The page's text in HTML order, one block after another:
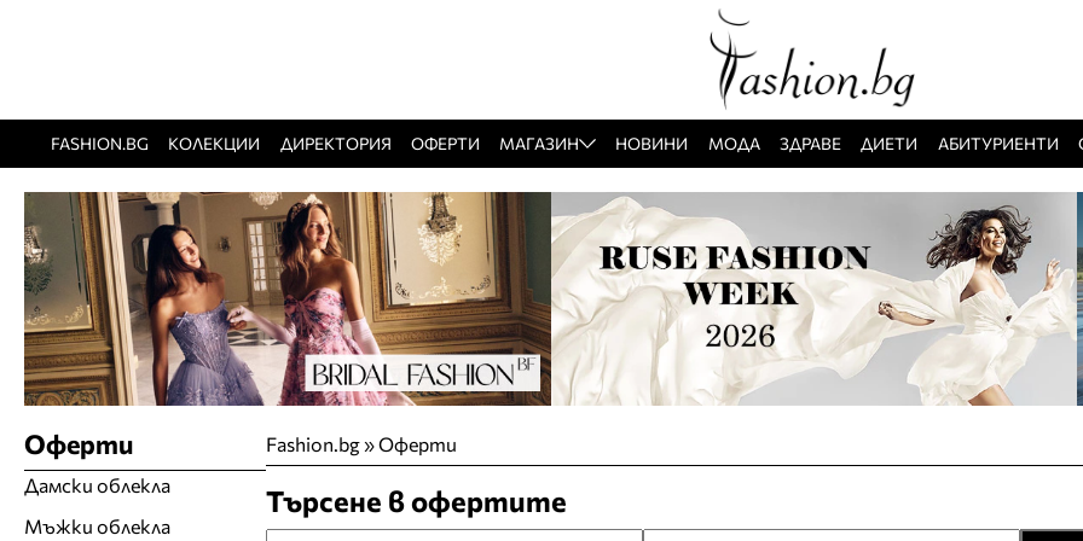
FASHION.BG КОЛЕКЦИИ ДИРЕКТОРИЯ ОФЕРТИ МАГАЗИН НОВИНИ МОДА ЗДРАВЕ ДИЕТИ АБИТУРИЕНТИ
Fashion.bg»Оферти
Търсене в офертите
Оферти
Дамски облекла
Мъжки облекла